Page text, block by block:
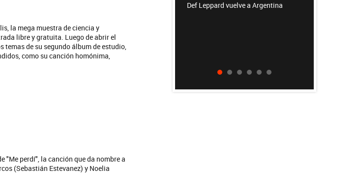
la mega muestra de ciencia y
libre y gratuita. Luego de abrir el
temas de su segundo álbum de estudio,
como su canción homónima,
"Me perdí", la canción que da nombre a
(Sebastián Estevanez) y Noelia
Def Leppard vuelve a Argentina
Patricio Rey y sus Redonditos de